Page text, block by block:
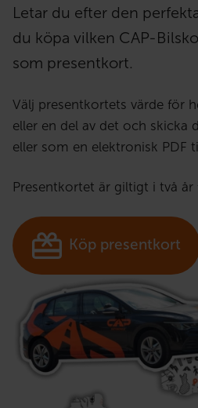
Letar du efter den
du köpa vilken CAP-
som presentkort.
Välj presentkortets värde för
eller en del av det och skicka
eller som en elektronisk PDF
Presentkortet är giltigt i två år
Köp presentkort